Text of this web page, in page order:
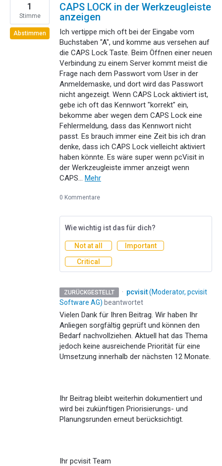
CAPS LOCK in der Werkzeugleiste
anzeigen
Ich vertippe mich oft bei der Eingabe vom
Buchstaben "A", und komme aus versehen auf
die CAPS Lock Taste. Beim Öffnen einer neuen
Verbindung zu einem Server kommt meist die
Frage nach dem Passwort vom User in der
Anmeldemaske, und dort wird das Passwort
nicht angezeigt. Wenn CAPS Lock aktiviert ist,
gebe ich oft das Kennwort "korrekt" ein,
bekomme aber wegen dem CAPS Lock eine
Fehlermeldung, dass das Kennwort nicht
passt. Es brauch immer eine Zeit bis ich dran
denke, dass ich CAPS Lock vielleicht aktiviert
haben könnte. Es wäre super wenn pcVisit in
der Werkzeugleiste immer anzeigt wenn
CAPS… Mehr
1
Stimme
Abstimmen
0 Kommentare
Wie wichtig ist das für dich?
Not at all
Important
Critical
ZURÜCKGESTELLT · pcvisit(Moderator, pcvisit
Software AG) beantwortet
Vielen Dank für Ihren Beitrag. Wir haben Ihr
Anliegen sorgfältig geprüft und können den
Bedarf nachvollziehen. Aktuell hat das Thema
jedoch keine ausreichende Priorität für eine
Umsetzung innerhalb der nächsten 12 Monate.
Ihr Beitrag bleibt weiterhin dokumentiert und
wird bei zukünftigen Priorisierungs- und
Planungsrunden erneut berücksichtigt.
Ihr pcvisit Team